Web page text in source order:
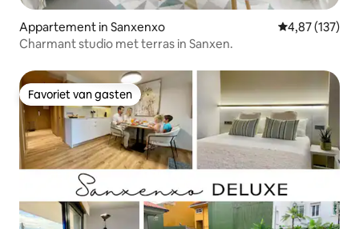
Appartement in Sanxenxo Gemiddelde
4,87 (137)
Charmant studio met terras in Sanxen.
Favoriet van gasten
Favoriet van gasten